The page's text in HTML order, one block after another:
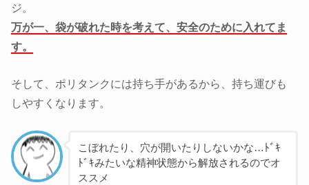
ジ。
万が一、袋が破れた時を考えて、安全のために入れてま
す。
そして、ポリタンクには持ち手があるから、持ち運びも
しやすくなります。
こぼれたり、穴が開いたりしないかな…ﾄﾞｷ
ﾄﾞｷみたいな精神状態から解放されるのでオ
ススメ